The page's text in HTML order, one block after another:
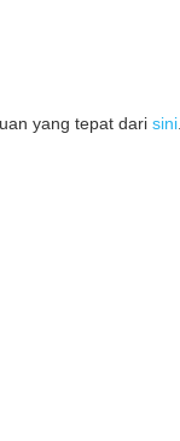
yang tepat dari sini